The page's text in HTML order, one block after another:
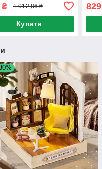
для дітей /
для
1 012,86 ₴
Купити
829